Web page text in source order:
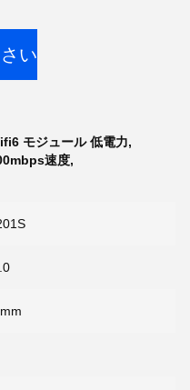
い
モジュール 低電力,
速度,